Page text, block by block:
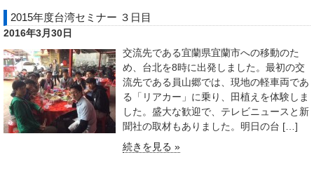
2015年度台湾セミナー ３日目
2016年3月30日
交流先である宜蘭県宜蘭市への移動のた
め、台北を8時に出発しました。最初の交
流先である員山郷では、現地の軽車両であ
る「リアカー」に乗り、田植えを体験しま
した。盛大な歓迎で、テレビニュースと新
聞社の取材もありました。明日の台 […]
続きを見る »